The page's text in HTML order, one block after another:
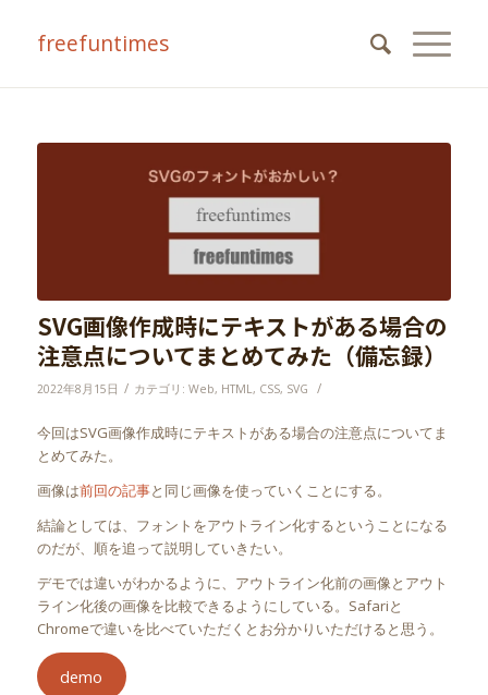
freefuntimes
SVG画像作成時にテキストがある場合の
注意点についてまとめてみた（備忘録）
2022年8月15日 / カテゴリ: Web, HTML , CSS, SVG /
今回はSVG画像作成時にテキストがある場合の注意点についてま
とめてみた。
画像は前回の記事と同じ画像を使っていくことにする。
結論としては、フォントをアウトライン化するということになる
のだが、順を追って説明していきたい。
デモでは違いがわかるように、アウトライン化前の画像とアウト
ライン化後の画像を比較できるようにしている。Safariと
Chromeで違いを比べていただくとお分かりいただけると思う。
demo